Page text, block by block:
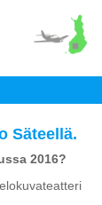
Säteellä.
2016?